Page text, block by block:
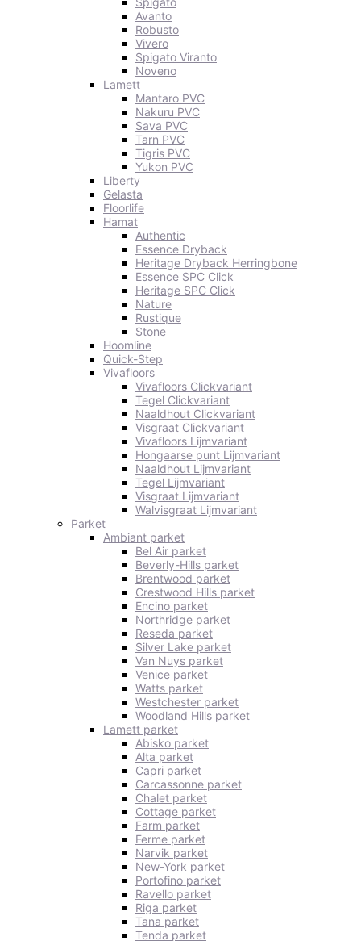
Avanto
Robusto
Vivero
Spigato Viranto
Noveno
Lamett
Mantaro PVC
Nakuru PVC
Sava PVC
Tarn PVC
Tigris PVC
Yukon PVC
Liberty
Gelasta
Floorlife
Hamat
Authentic
Essence Dryback
Heritage Dryback Herringbone
Essence SPC Click
Heritage SPC Click
Nature
Rustique
Stone
Hoomline
Quick-Step
Vivafloors
Vivafloors Clickvariant
Tegel Clickvariant
Naaldhout Clickvariant
Visgraat Clickvariant
Vivafloors Lijmvariant
Hongaarse punt Lijmvariant
Naaldhout Lijmvariant
Tegel Lijmvariant
Visgraat Lijmvariant
Walvisgraat Lijmvariant
Parket
Ambiant parket
Bel Air parket
Beverly-Hills parket
Brentwood parket
Crestwood Hills parket
Encino parket
Northridge parket
Reseda parket
Silver Lake parket
Van Nuys parket
Venice parket
Watts parket
Westchester parket
Woodland Hills parket
Lamett parket
Abisko parket
Alta parket
Capri parket
Carcassonne parket
Chalet parket
Cottage parket
Farm parket
Ferme parket
Narvik parket
New-York parket
Portofino parket
Ravello parket
Riga parket
Tana parket
Tenda parket